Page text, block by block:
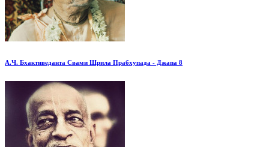
А.Ч. Бхактиведанта Свами Шрила Прабхупада - Джапа 8